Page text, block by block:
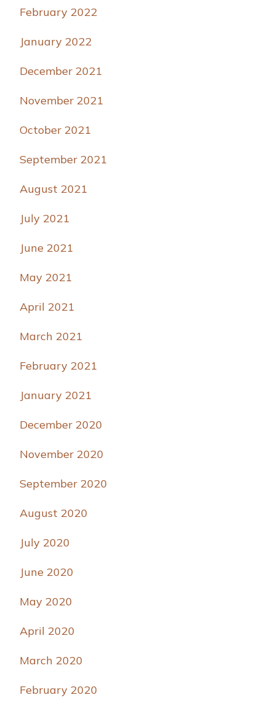
February 2022
January 2022
December 2021
November 2021
October 2021
September 2021
August 2021
July 2021
June 2021
May 2021
April 2021
March 2021
February 2021
January 2021
December 2020
November 2020
September 2020
August 2020
July 2020
June 2020
May 2020
April 2020
March 2020
February 2020